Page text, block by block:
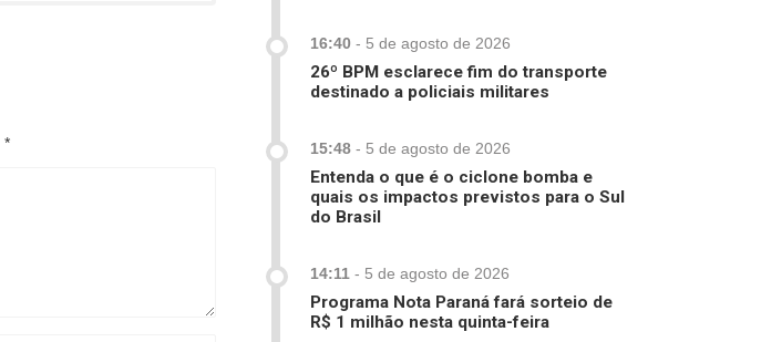
*
16:40 - 5 de agosto de 2026
26º BPM esclarece fim do transporte
destinado a policiais militares
15:48 - 5 de agosto de 2026
Entenda o que é o ciclone bomba e
quais os impactos previstos para o Sul
do Brasil
14:11 - 5 de agosto de 2026
Programa Nota Paraná fará sorteio de
R$ 1 milhão nesta quinta-feira